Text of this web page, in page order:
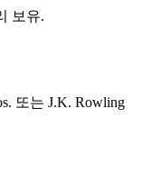
보유.
또는 J.K. Rowling